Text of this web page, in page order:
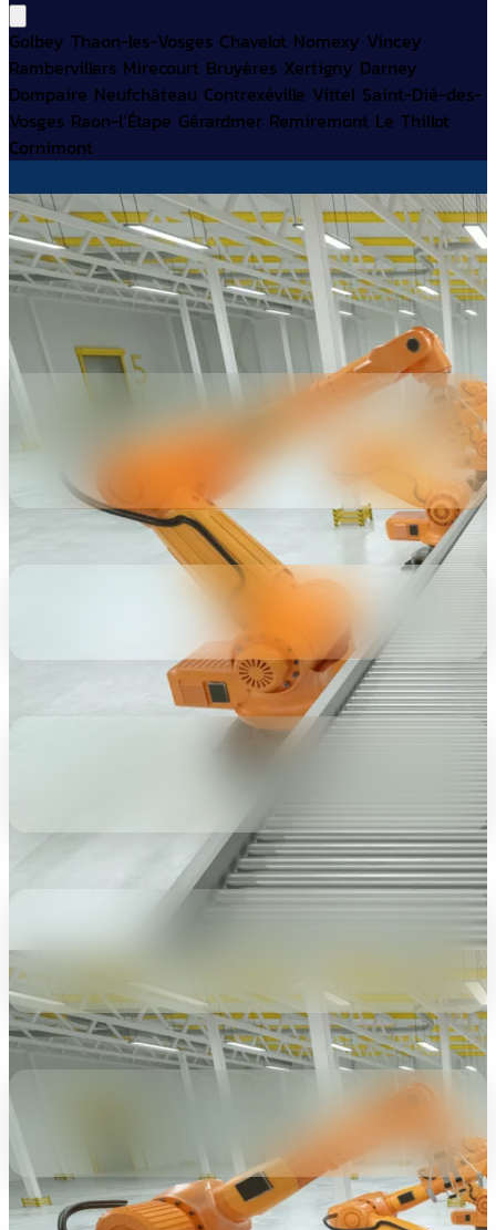
Golbey Thaon-les-Vosges Chavelot Nomexy Vincey
Rambervillers Mirecourt Bruyères Xertigny Darney
Dompaire Neufchâteau Contrexéville Vittel Saint-Dié-des-
Vosges Raon-l’Étape Gérardmer Remiremont Le Thillot
Cornimont